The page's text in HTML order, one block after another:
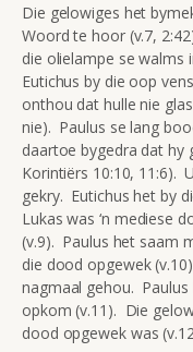
Die gelowiges het
Woord te hoor (v.7,
die olielampe se walms
Eutichus by die oop
onthou dat hulle nie
nie). Paulus se lang
daartoe bygedra dat hy
Korintiërs 10:10, 11:6).
gekry. Eutichus het by
Lukas was ‘n mediese
(v.9). Paulus het saam
die dood opgewek
nagmaal gehou.
opkom (v.11). Die
dood opgewek was